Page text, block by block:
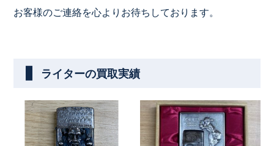
お客様のご連絡を心よりお待ちしております。
ライターの買取実績